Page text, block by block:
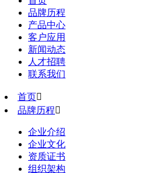
品牌历程
产品中心
客户应用
新闻动态
人才招聘
联系我们
首页
品牌历程
企业介绍
企业文化
资质证书
组织架构